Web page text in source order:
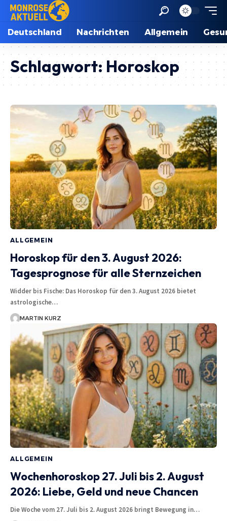
Deutschland Nachrichten Allgemein
Schlagwort: Horoskop
ALLGEMEIN
Horoskop für den 3. August 2026:
Tagesprognose für alle Sternzeichen
Widder bis Fische: Das Horoskop für den 3. August 2026 bietet
astrologische…
MARTIN KURZ
ALLGEMEIN
Wochenhoroskop 27. Juli bis 2. August
2026: Liebe, Geld und neue Chancen
Die Woche vom 27. Juli bis 2. August 2026 bringt Bewegung in…